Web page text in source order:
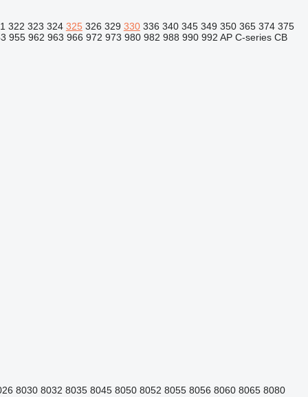
322 323 324 325 326 329 330 336 340 345 349 350 365 374 375
955 962 963 966 972 973 980 982 988 990 992 AP C-series CB
8030 8032 8035 8045 8050 8052 8055 8056 8060 8065 8080